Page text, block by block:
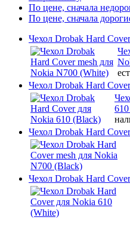
По цене, сначала
По цене, сначала
Чехол Drobak Hard
Чехол Drobak Hard
Чехол Drobak Hard
Чехол Drobak Hard